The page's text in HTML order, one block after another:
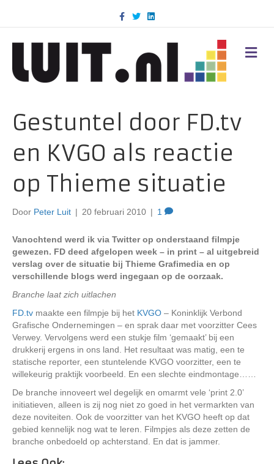
c
k
T
w
i
n
d
M
E
Gestuntel door FD.tv
en KVGO als reactie
op Thieme situatie
Door Peter Luit | 20 februari 2010 | 1
Vanochtend werd ik via Twitter op onderstaand filmpje
gewezen. FD deed afgelopen week – in print – al uitgebreid
verslag over de situatie bij Thieme Grafimedia en op
verschillende blogs werd ingegaan op de oorzaak.
Branche laat zich uitlachen
FD.tv maakte een filmpje bij het KVGO – Koninklijk Verbond
Grafische Ondernemingen – en sprak daar met voorzitter Cees
Verwey. Vervolgens werd een stukje film ‘gemaakt’ bij een
drukkerij ergens in ons land. Het resultaat was matig, een te
statische reporter, een stuntelende KVGO voorzitter, een te
willekeurig praktijk voorbeeld. En een slechte eindmontage……
De branche innoveert wel degelijk en omarmt vele ‘print 2.0’
initiatieven, alleen is zij nog niet zo goed in het vermarkten van
deze noviteiten. Ook de voorzitter van het KVGO heeft op dat
gebied kennelijk nog wat te leren. Filmpjes als deze zetten de
branche onbedoeld op achterstand. En dat is jammer.